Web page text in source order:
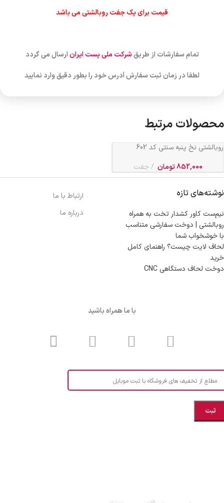
قیمت برای یک جفت روبالشتی می باشد
تمام سفارشات از طریقشرکت ملی پست ایرانارسال می گردد
لطفا در زمان ثبت سفارش آدرس خود را بطور دقیق وارد نمایید
محصولات مرتبط
روبالشتی نخ پنبه سنتی کد 602
852,000تومان جفت
نوشته‌های تازه
نیم‌ست کاور کشدار تخت به همراه
روبالشتی | دوخت سفارشی متناسب
با خوشخواب شما
لحاف لایت چیست؟ راهنمای کامل
خرید
دوخت لحاف دستگاهی CNC
ارتباط با ما
درباره ما
با ما همراه باشید
مطلع از تخفیف های فروشگاه با ثبت موبایل